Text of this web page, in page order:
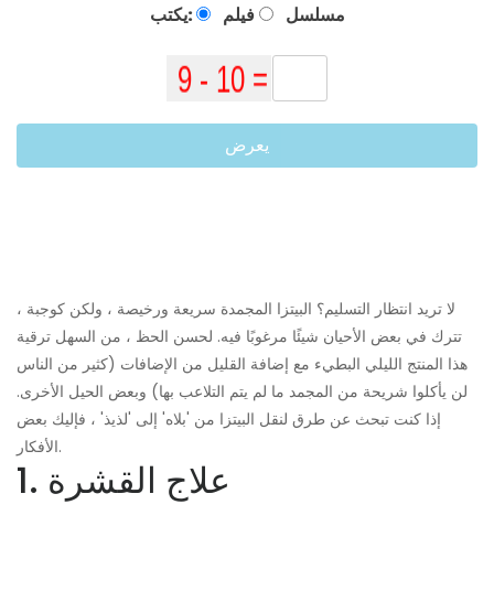
يكتب: فيلم مسلسل
يعرض
لا تريد انتظار التسليم؟ البيتزا المجمدة سريعة ورخيصة ، ولكن كوجبة ،
تترك في بعض الأحيان شيئًا مرغوبًا فيه. لحسن الحظ ، من السهل ترقية
هذا المنتج الليلي البطيء مع إضافة القليل من الإضافات (كثير من الناس
لن يأكلوا شريحة من المجمد ما لم يتم التلاعب بها) وبعض الحيل الأخرى.
إذا كنت تبحث عن طرق لنقل البيتزا من 'بلاه' إلى 'لذيذ' ، فإليك بعض
الأفكار.
1. علاج القشرة